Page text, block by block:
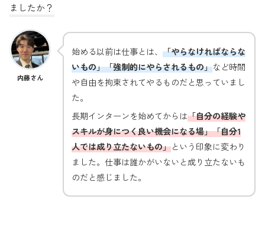
ましたか？
内藤さん
始める以前は仕事とは、 「やらなければならな
いもの」「強制的にやらされるもの」など時間
や自由を拘束されてやるものだと思っていまし
た。
長期インターンを始めてからは「自分の経験や
スキルが身につく良い機会になる場」「自分1
人では成り立たないもの」という印象に変わり
ました。仕事は誰かがいないと成り立たないも
のだと感じました。